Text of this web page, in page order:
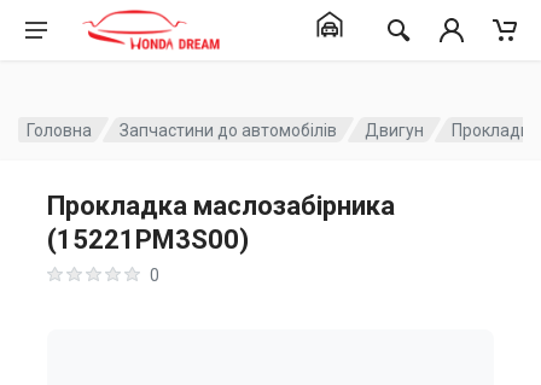
Головна Запчастини до автомобілів Двигун
Прокладка маслозабірника
(15221PM3S00)
0